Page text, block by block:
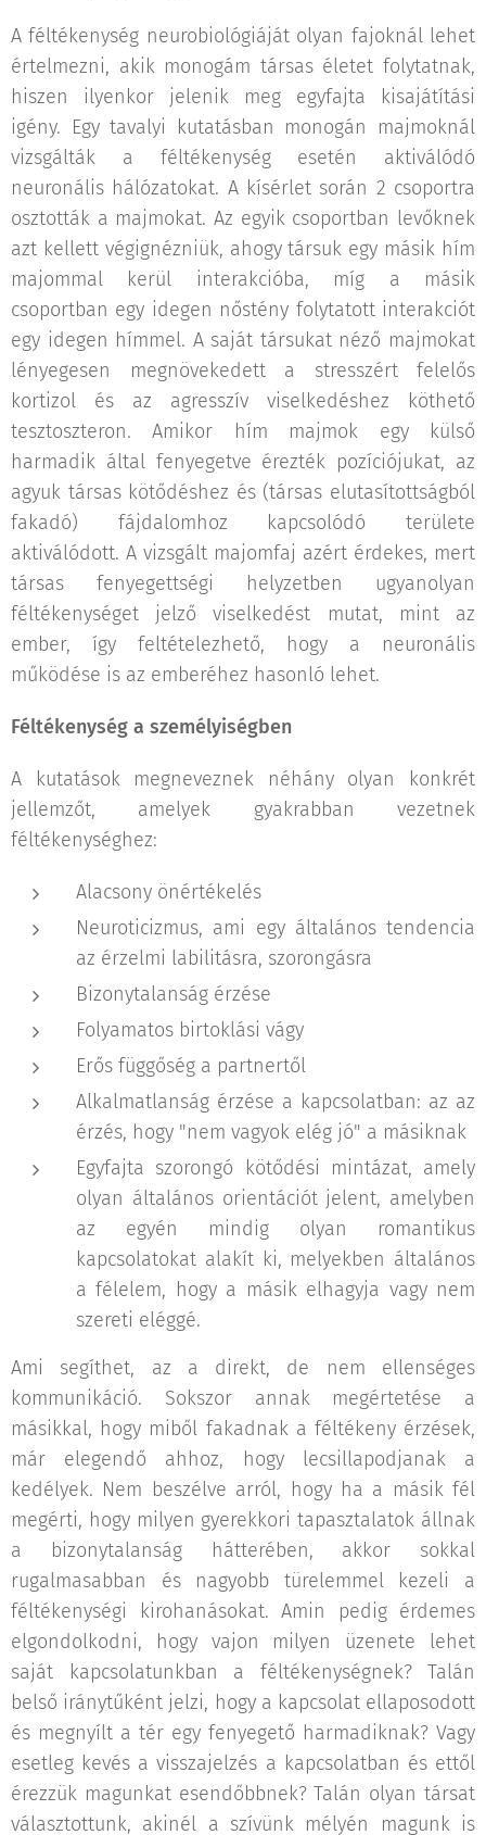
A féltékenység neurobiológiáját olyan fajoknál lehet
értelmezni, akik monogám társas életet folytatnak,
hiszen ilyenkor jelenik meg egyfajta kisajátítási
igény. Egy tavalyi kutatásban monogán majmoknál
vizsgálták a féltékenység esetén aktiválódó
neuronális hálózatokat. A kísérlet során 2 csoportra
osztották a majmokat. Az egyik csoportban levőknek
azt kellett végignézniük, ahogy társuk egy másik hím
majommal kerül interakcióba, míg a másik
csoportban egy idegen nőstény folytatott interakciót
egy idegen hímmel. A saját társukat néző majmokat
lényegesen megnövekedett a stresszért felelős
kortizol és az agresszív viselkedéshez köthető
tesztoszteron. Amikor hím majmok egy külső
harmadik által fenyegetve érezték pozíciójukat, az
agyuk társas kötődéshez és (társas elutasítottságból
fakadó) fájdalomhoz kapcsolódó területe
aktiválódott. A vizsgált majomfaj azért érdekes, mert
társas fenyegettségi helyzetben ugyanolyan
féltékenységet jelző viselkedést mutat, mint az
ember, így feltételezhető, hogy a neuronális
működése is az emberéhez hasonló lehet.
Féltékenység a személyiségben
A kutatások megneveznek néhány olyan konkrét
jellemzőt, amelyek gyakrabban vezetnek
féltékenységhez:
Alacsony önértékelés
Neuroticizmus, ami egy általános tendencia
az érzelmi labilitásra, szorongásra
Bizonytalanság érzése
Folyamatos birtoklási vágy
Erős függőség a partnertől
Alkalmatlanság érzése a kapcsolatban: az az
érzés, hogy "nem vagyok elég jó" a másiknak
Egyfajta szorongó kötődési mintázat, amely
olyan általános orientációt jelent, amelyben
az egyén mindig olyan romantikus
kapcsolatokat alakít ki, melyekben általános
a félelem, hogy a másik elhagyja vagy nem
szereti eléggé.
Ami segíthet, az a direkt, de nem ellenséges
kommunikáció. Sokszor annak megértetése a
másikkal, hogy miből fakadnak a féltékeny érzések,
már elegendő ahhoz, hogy lecsillapodjanak a
kedélyek. Nem beszélve arról, hogy ha a másik fél
megérti, hogy milyen gyerekkori tapasztalatok állnak
a bizonytalanság hátterében, akkor sokkal
rugalmasabban és nagyobb türelemmel kezeli a
féltékenységi kirohanásokat. Amin pedig érdemes
elgondolkodni, hogy vajon milyen üzenete lehet
saját kapcsolatunkban a féltékenységnek? Talán
belső iránytűként jelzi, hogy a kapcsolat ellaposodott
és megnyílt a tér egy fenyegető harmadiknak? Vagy
esetleg kevés a visszajelzés a kapcsolatban és ettől
érezzük magunkat esendőbbnek? Talán olyan társat
választottunk, akinél a szívünk mélyén magunk is